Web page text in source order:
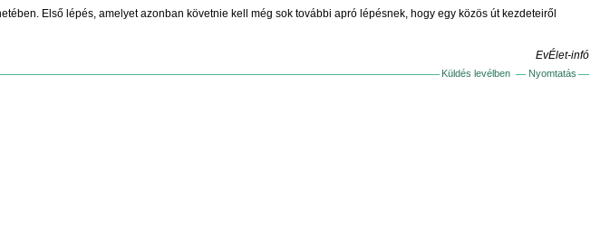
Első lépés, amelyet azonban követnie kell még sok további apró lépésnek, hogy egy közös út kezdeteiről
EvÉlet-infó
Küldés levélben Nyomtatás